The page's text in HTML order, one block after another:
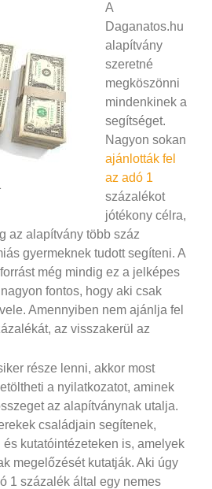
A
Daganatos.hu
alapítvány
szeretné
megköszönni
mindenkinek a
segítséget.
Nagyon sokan
ajánlották fel
az adó 1
százalékot
jótékony célra,
az alapítvány több száz
gyermeknek tudott segíteni. A
még mindig ez a jelképes
fontos, hogy aki csak
Amennyiben nem ajánlja fel
az visszakerül az
része lenni, akkor most
a nyilatkozatot, aminek
az alapítványnak utalja.
családjain segítenek,
és kutatóintézeteken is, amelyek
megelőzését kutatják. Aki úgy
1 százalék által egy nemes